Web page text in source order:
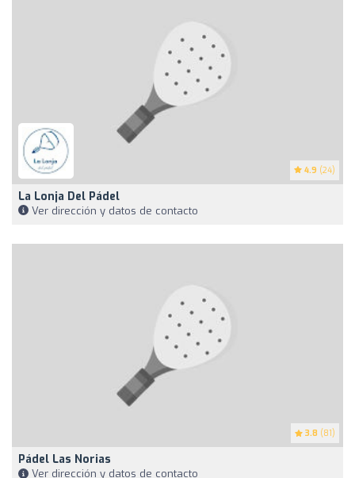
4.9 (24)
La Lonja Del Pádel
Ver dirección y datos de contacto
3.8 (81)
Pádel Las Norias
Ver dirección y datos de contacto